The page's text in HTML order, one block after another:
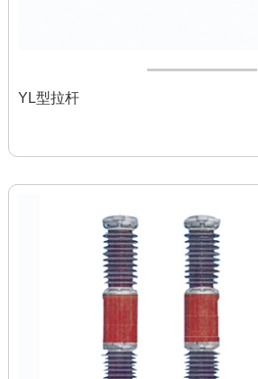
YL型拉杆